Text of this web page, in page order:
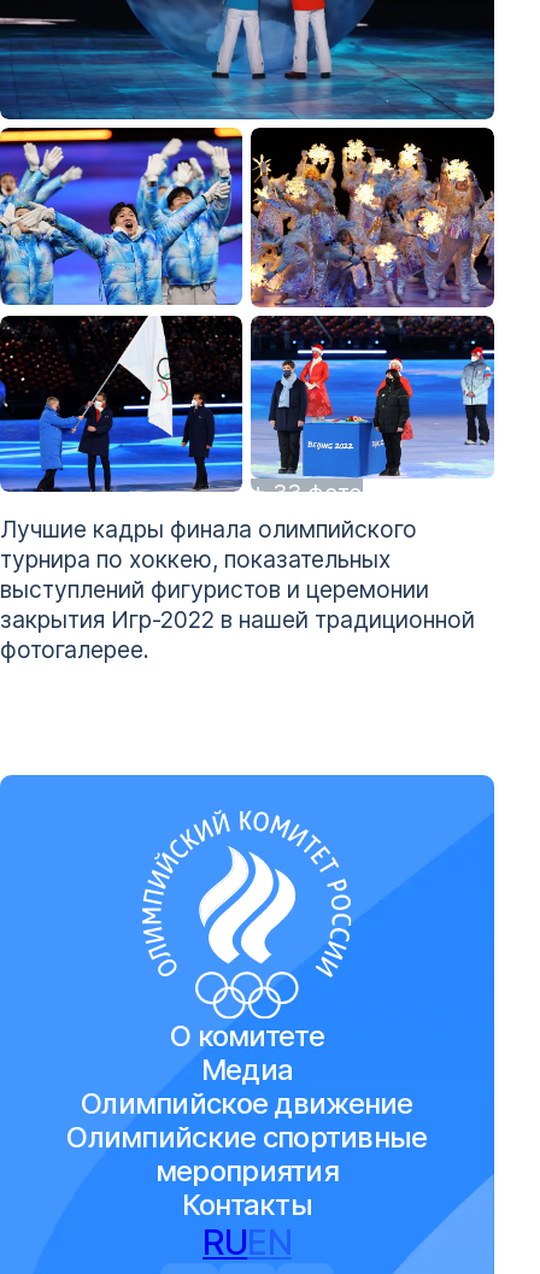
+ 33 фото
Лучшие кадры финала олимпийского
турнира по хоккею, показательных
выступлений фигуристов и церемонии
закрытия Игр-2022 в нашей традиционной
фотогалерее.
О комитете
Медиа
Олимпийское движение
Олимпийские спортивные
мероприятия
Контакты
RUEN